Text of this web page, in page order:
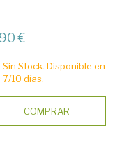
€
Sin Stock. Disponible en
7/10 días.
COMPRAR